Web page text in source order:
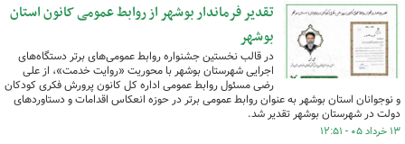
تقدیر فرماندار بوشهر از روابط عمومی کانون استان
بوشهر
در قالب نخستین جشنواره روابط عمومی‌های برتر دستگاه‌های
اجرایی شهرستان بوشهر با محوریت «روایت خدمت»، از علی
رضی مسئول روابط عمومی اداره کل کانون پرورش فکری کودکان
و نوجوانان استان بوشهر به عنوان روابط عمومی برتر در حوزه انعکاس اقدامات و دستاوردهای
دولت در شهرستان بوشهر تقدیر شد.
۱۳ خرداد ۰۵ - ۱۲:۵۱